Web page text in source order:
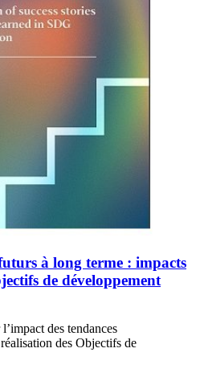
à long terme : impacts
de développement
des tendances
des Objectifs de